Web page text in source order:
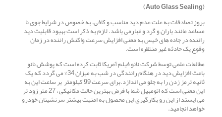
(Auto Glass Sealing)
بروز تصادفات به علت عدم دید مناسب و کافی، به خصوص در شرایط جوی نا
مساعد مانند باران و گرد و غبارمی باشد. لازم به ذکر است بهبود قابلیت دید
راننده در جاده های خیس به معنی افزایش سرعت واکنش راننده در زمان
وقوع یک حادثه غیر منتظره است.
مطالعات علمی توسط شرکت نانو فیلم آمریکا ثابت کرده است که پوشش نانو
باعث افزایش دید در هنگام رانندگی در شب به میزان 34% می گردد که یک
ثانیه ترمز زدن را به جلو می اندازد.برای سرعت 99 کیلومتر بر ساعت این به
این معنی است که اتومبیل شما با فرض بهترین حالت مکانیکی ، 27 متر زود تر
می ایستد از این رو بکارگیری این محصول به امنیت بیشتر سرنشینان خودرو
خواهد انجامید.